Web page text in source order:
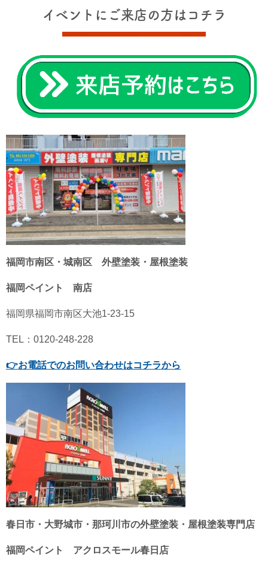
イベントにご来店の方はコチラ
福岡市南区・城南区 外壁塗装・屋根塗装
福岡ペイント 南店
福岡県福岡市南区大池1-23-15
TEL：0120-248-228
👉お電話でのお問い合わせはコチラから
春日市・大野城市・那珂川市の外壁塗装・屋根塗装専門店
福岡ペイント アクロスモール春日店